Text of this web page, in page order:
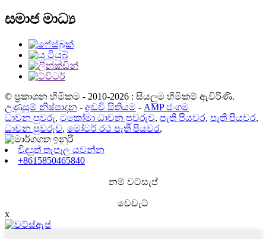
සමාජ මාධ්‍ය
© ප්‍රකාශන හිමිකම - 2010-2026 : සියලුම හිමිකම් ඇවිරිණි.
උණුසුම් නිෂ්පාදන - අඩවි සිතියම - AMP ජංගම
ධාවන පුවරු, ටකෝමා ධාවන පුවරුව, පැති පියවර, පැති පියවර,
ධාවන පුවරුව, මෝටර් රථ පැති පියවර,
විද්‍යුත් තැපෑල යවන්න
+8615850465840
නම් වට්සැප්
වෙචැට්
x